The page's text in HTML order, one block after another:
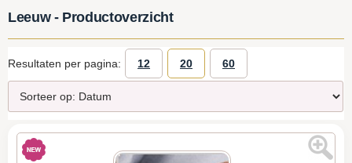
Leeuw - Productoverzicht
Resultaten per pagina: 12 20 60